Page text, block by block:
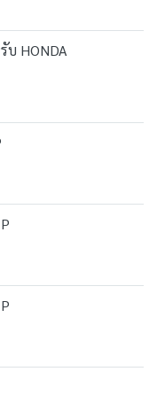
บ HONDA